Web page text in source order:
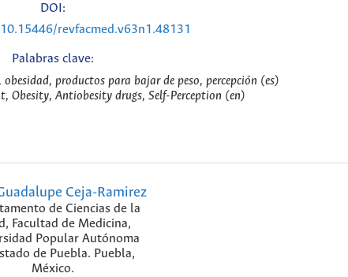
DOI:
revfacmed.v63n1.48131
Palabras clave:
productos para bajar de peso, percepción (es)
Obesity, Antiobesity drugs, Self-Perception (en)
Ceja-Ramirez
de Ciencias de la
Facultad de Medicina,
Popular Autónoma
de Puebla. Puebla,
México.